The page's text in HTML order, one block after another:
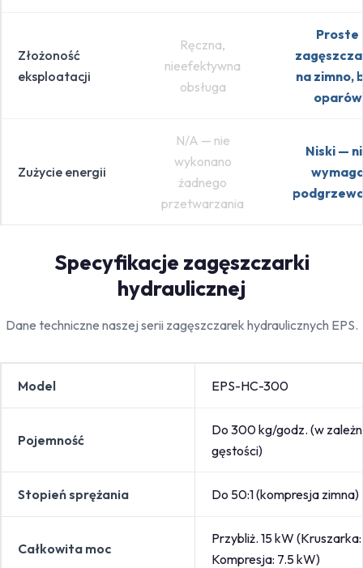
Złożoność
eksploatacji
Ręczna,
nieefektywna
obsługa
Proste
na zimno,
oparów
Zużycie energii
N/A — nie
wykonano
żadnego
przetwarzania
Niski —
Specyfikacje zagęszczarki
hydraulicznej
Dane techniczne naszej serii zagęszczarek hydraulicznych EPS.
Model EPS-HC-300
Pojemność
Do 300 kg/godz. (w
gęstości)
Stopień sprężania Do 50:1 (kompresja zimna)
Całkowita moc
Przybliż. 15 kW
Kompresja: 7.5 kW)